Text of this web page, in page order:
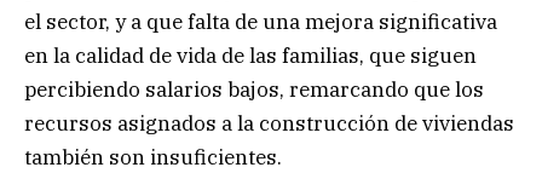
el sector, y a que falta de una mejora significativa
en la calidad de vida de las familias, que siguen
percibiendo salarios bajos, remarcando que los
recursos asignados a la construcción de viviendas
también son insuficientes.